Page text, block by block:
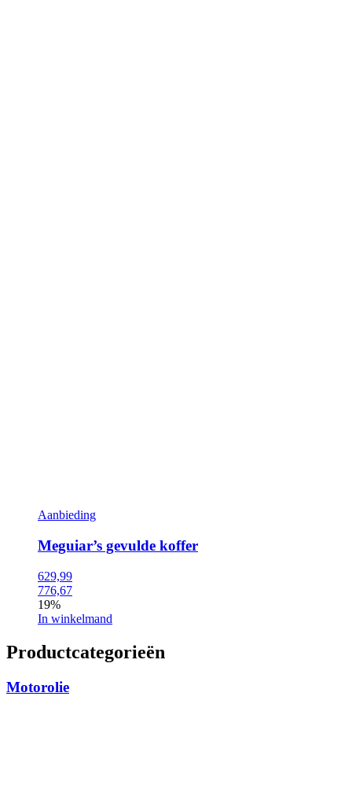
Aanbieding
Meguiar’s gevulde koffer
629,99
776,67
19%
In winkelmand
Productcategorieën
Motorolie